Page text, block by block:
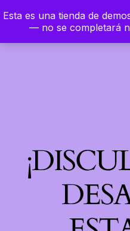
Esta es una tienda de
— no se completará
Hierbaloca